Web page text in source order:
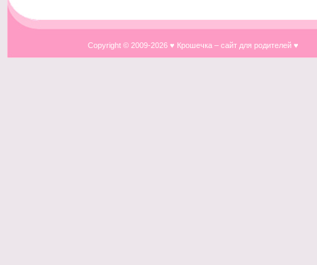
Copyright © 2009-2026 ♥ Крошечка – сайт для родителей ♥